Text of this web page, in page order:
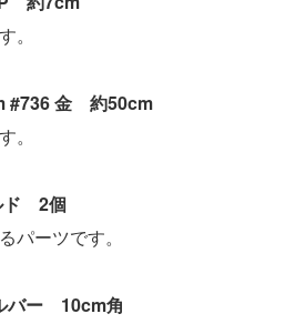
。
#736 金 約50cm
。
ド 2個
パーツです。
バー 10cm角